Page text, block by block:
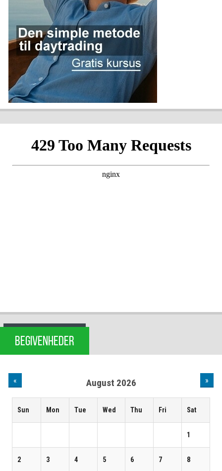
BEGIVENHEDER
« August 2026 »
Sun Mon Tue Wed Thu Fri Sat
1
2 3 4 5 6 7 8